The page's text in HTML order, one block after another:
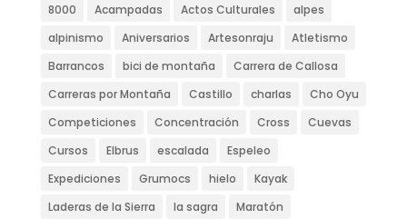
8000 Acampadas Actos Culturales
alpes
alpinismo
Aniversarios Artesonraju
Atletismo
Barrancos
bici de montaña
Carrera de Callosa
Carreras por Montaña
Castillo charlas
Cho Oyu
Competiciones
Concentración Cross
Cuevas
Cursos
Elbrus escalada
Espeleo
Expediciones
Grumocs hielo
Kayak
Laderas de la Sierra
la sagra
Maratón